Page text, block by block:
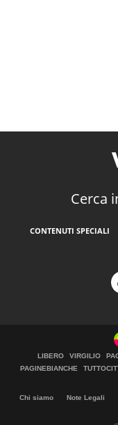
Cerca
CONTENUTI SPECIALI
LIBERO VIRGILIO
PAGINEBIANCHE
Chi siamo Note Legali